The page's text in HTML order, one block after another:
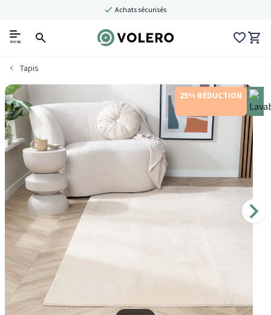
Achats sécurisés
menu
Tapis
25% RÉDUCTION